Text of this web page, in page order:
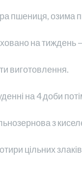
пшениця, озима
на тиждень
виготовлення.
на 4 доби
з
цільних